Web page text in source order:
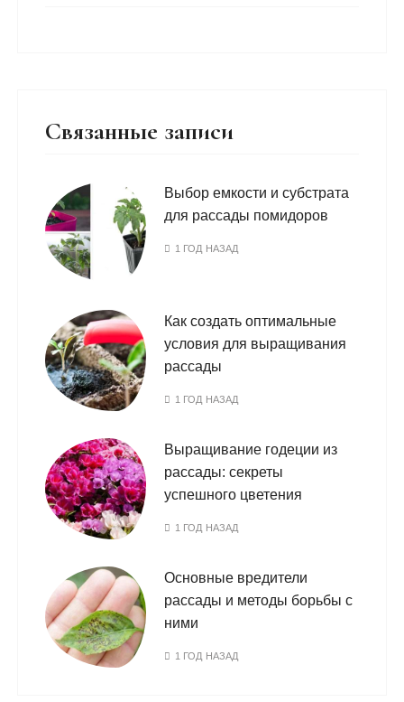
Связанные записи
Выбор емкости и субстрата
для рассады помидоров
1 ГОД НАЗАД
Как создать оптимальные
условия для выращивания
рассады
1 ГОД НАЗАД
Выращивание годеции из
рассады: секреты
успешного цветения
1 ГОД НАЗАД
Основные вредители
рассады и методы борьбы с
ними
1 ГОД НАЗАД